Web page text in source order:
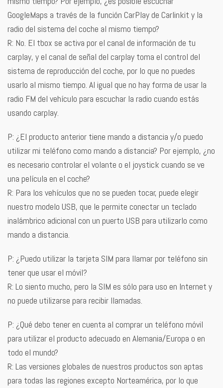
GoogleMaps a través de la función CarPlay de Carlinkit y la
radio del sistema del coche al mismo tiempo?
R: No. El tbox se activa por el canal de información de tu
carplay, y el canal de señal del carplay toma el control del
sistema de reproducción del coche, por lo que no puedes
usarlo al mismo tiempo. Al igual que no hay forma de usar la
radio FM del vehículo para escuchar la radio cuando estás
usando carplay.
P: ¿El producto anterior tiene mando a distancia y/o puedo
utilizar mi teléfono como mando a distancia? Por ejemplo, ¿no
es necesario controlar el volante o el joystick cuando se ve
una película en el coche?
R: Para los vehículos que no se pueden tocar, puede elegir
nuestro modelo USB, que le permite conectar un teclado
inalámbrico adicional con un puerto USB para utilizarlo como
mando a distancia.
P: ¿Puedo utilizar la tarjeta SIM para llamar por teléfono sin
tener que usar el móvil?
R: Lo siento mucho, pero la SIM es sólo para uso en Internet y
no puede utilizarse para recibir llamadas.
P: ¿Qué debo tener en cuenta al comprar un teléfono móvil
para utilizar el producto adecuado en Alemania/Europa o en
todo el mundo?
R: Las versiones globales de nuestros productos son aptas
para todas las regiones excepto Norteamérica, por lo que